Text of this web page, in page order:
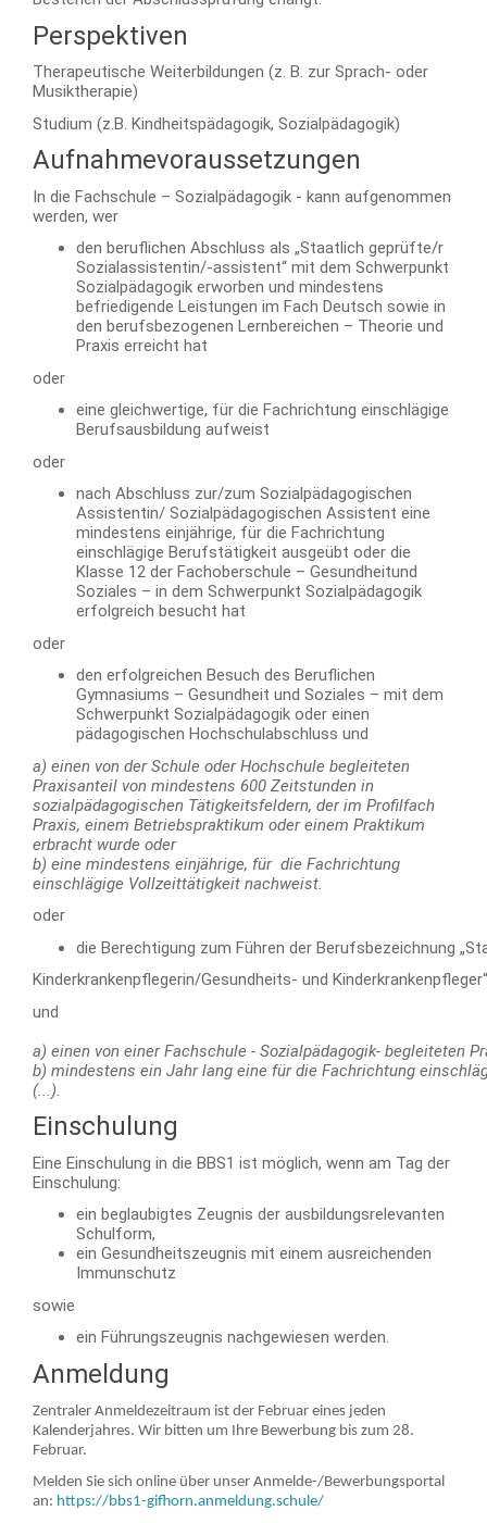
Perspektiven
Therapeutische Weiterbildungen (z. B. zur Sprach- oder
Musiktherapie)
Studium (z.B. Kindheitspädagogik, Sozialpädagogik)
Aufnahmevoraussetzungen
In die Fachschule – Sozialpädagogik - kann aufgenommen
werden, wer
den beruflichen Abschluss als „Staatlich geprüfte/r
Sozialassistentin/-assistent“ mit dem Schwerpunkt
Sozialpädagogik erworben und mindestens
befriedigende Leistungen im Fach Deutsch sowie in
den berufsbezogenen Lernbereichen – Theorie und
Praxis erreicht hat
oder
eine gleichwertige, für die Fachrichtung einschlägige
Berufsausbildung aufweist
oder
nach Abschluss zur/zum Sozialpädagogischen
Assistentin/ Sozialpädagogischen Assistent eine
mindestens einjährige, für die Fachrichtung
einschlägige Berufstätigkeit ausgeübt oder die
Klasse 12 der Fachoberschule – Gesundheitund
Soziales – in dem Schwerpunkt Sozialpädagogik
erfolgreich besucht hat
oder
den erfolgreichen Besuch des Beruflichen
Gymnasiums – Gesundheit und Soziales – mit dem
Schwerpunkt Sozialpädagogik oder einen
pädagogischen Hochschulabschluss und
a) einen von der Schule oder Hochschule begleiteten
Praxisanteil von mindestens 600 Zeitstunden in
sozialpädagogischen Tätigkeitsfeldern, der im Profilfach
Praxis, einem Betriebspraktikum oder einem Praktikum
erbracht wurde oder
b) eine mindestens einjährige, für die Fachrichtung
einschlägige Vollzeittätigkeit nachweist.
oder
die Berechtigung zum Führen der Berufsbezeichnung
Kinderkrankenpflegerin/Gesundheits- und
und
a) einen von einer Fachschule - Sozialpädagogik- begleiteten
b) mindestens ein Jahr lang eine für die Fachrichtung
(...).
Einschulung
Eine Einschulung in die BBS1 ist möglich, wenn am Tag der
Einschulung:
ein beglaubigtes Zeugnis der ausbildungsrelevanten
Schulform,
ein Gesundheitszeugnis mit einem ausreichenden
Immunschutz
sowie
ein Führungszeugnis nachgewiesen werden.
Anmeldung
Zentraler Anmeldezeitraum ist der Februar eines jeden
Kalenderjahres. Wir bitten um Ihre Bewerbung bis zum 28.
Februar.
Melden Sie sich online über unser Anmelde-/Bewerbungsportal
an: https://bbs1-gifhorn.anmeldung.schule/